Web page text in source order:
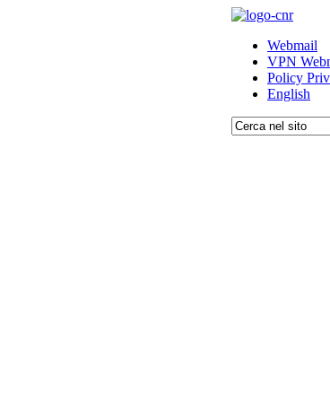
Webmail
VPN
Policy
English